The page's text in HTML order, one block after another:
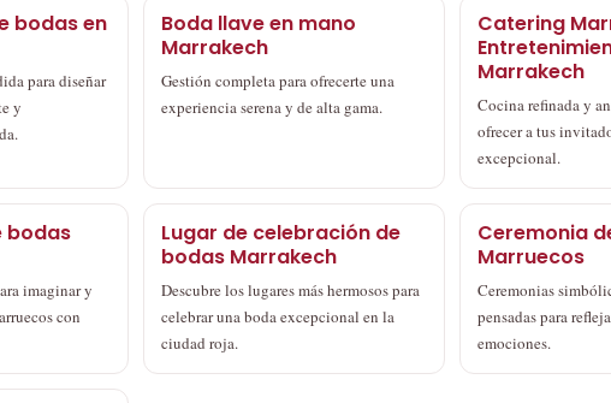
bodas en
para diseñar
y
Boda llave en mano
Marrakech
Gestión completa para ofrecerte una
experiencia serena y de alta gama.
Catering
Marrakech
Cocina refinada y
ofrecer a tus
excepcional.
bodas
imaginar y
con
Lugar de celebración de
bodas Marrakech
Descubre los lugares más hermosos para
celebrar una boda excepcional en la
ciudad roja.
Ceremonia
Marruecos
Ceremonias
pensadas para
emociones.